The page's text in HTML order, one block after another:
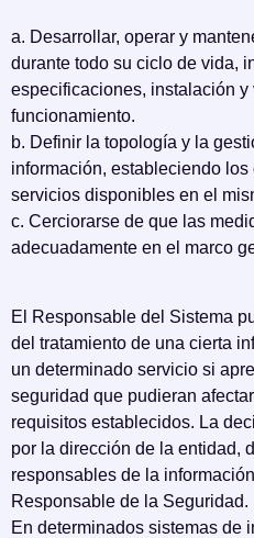
a. Desarrollar, operar y
durante todo su ciclo de vida,
especificaciones, instalación
funcionamiento.
b. Definir la topología y la
información, estableciendo
servicios disponibles en el
c. Cerciorarse de que las
adecuadamente en el marco
El Responsable del Sistema
del tratamiento de una cierta
un determinado servicio si
seguridad que pudieran
requisitos establecidos. La
por la dirección de la entidad,
responsables de la
Responsable de la Seguridad.
En determinados sistemas de